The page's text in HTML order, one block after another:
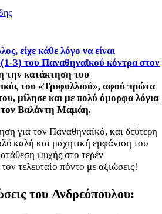
είχε κάθε λόγο να είναι
(1-3) του Παναθηναϊκού κόντρα στον
την κατάκτηση του
του «Τριφυλλιού», αφού πρώτα
μίλησε και με πολύ όμορφα λόγια
τον Βαλάντη Μαμάη.
για τον Παναθηναϊκό, και δεύτερη
καλή και μαχητική εμφάνιση του
ψυχής στο τερέν
τελευταίο πόντο με αξιώσεις!
του Ανδρεόπουλου: